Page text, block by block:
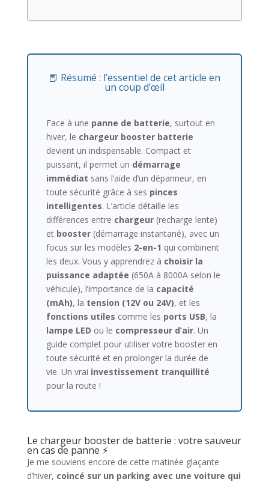
📕 Résumé : l’essentiel de cet article en
un coup d’œil
Face à une panne de batterie, surtout en
hiver, le chargeur booster batterie
devient un indispensable. Compact et
puissant, il permet un démarrage
immédiat sans l’aide d’un dépanneur, en
toute sécurité grâce à ses pinces
intelligentes. L’article détaille les
différences entre chargeur(recharge lente)
et booster(démarrage instantané), avec un
focus sur les modèles 2-en-1 qui combinent
les deux. Vous y apprendrez à choisir la
puissance adaptée (650A à 8000A selon le
véhicule), l’importance de la capacité
(mAh), la tension (12V ou 24V), et les
fonctions utiles comme les ports USB, la
lampe LED ou le compresseur d’air. Un
guide complet pour utiliser votre booster en
toute sécurité et en prolonger la durée de
vie. Un vrai investissement tranquillité
pour la route !
Le chargeur booster de batterie : votre sauveur
en cas de panne ⚡
Je me souviens encore de cette matinée glaçante
d’hiver, coincé sur un parking avec une voiture qui